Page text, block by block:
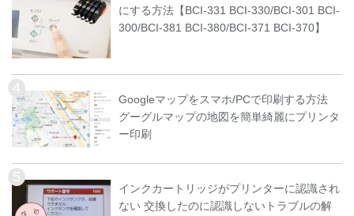
にする方法【BCI-331 BCI-330/BCI-301 BCI-
300/BCI-381 BCI-380/BCI-371 BCI-370】
Googleマップをスマホ/PCで印刷する方法
グーグルマップの地図を簡単綺麗にプリンタ
ー印刷
インクカートリッジがプリンターに認識され
ない 交換したのに認識しないトラブルの解